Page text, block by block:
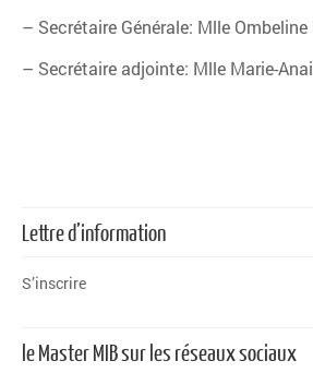
– Secrétaire Générale: Mlle Ombeline
– Secrétaire adjointe: Mlle Marie-
Lettre d’information
S’inscrire
le Master MIB sur les réseaux sociaux